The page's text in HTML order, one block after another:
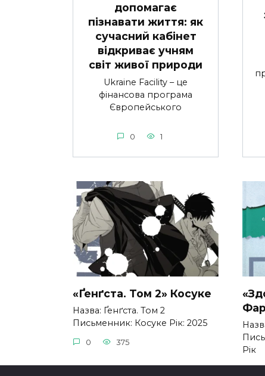
допомагає
пізнавати життя: як
сучасний кабінет
відкриває учням
світ живої природи
Ukraine Facility – це
фінансова програма
Європейського
0 1
«Ґенґста. Том 2» Косуке
Назва: Ґенґста. Том 2
Письменник: Косуке Рік: 2025
0 375
Рік